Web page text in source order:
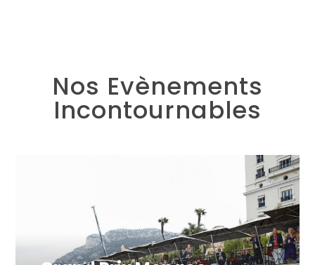
Nos Evènements
Incontournables